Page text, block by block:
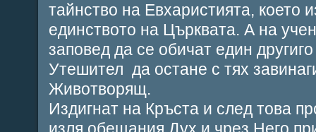
тайнство на Евхаристията, което
единството на Църквата. А на
заповед да се обичат един
Утешител да остане с тях
Животворящ.
Издигнат на Кръста и след това